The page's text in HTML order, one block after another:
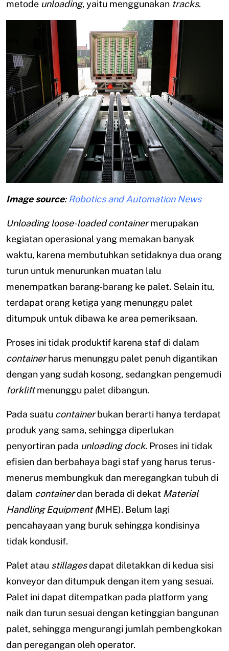
metode unloading, yaitu menggunakan tracks.
Image source:Robotics and Automation News
Unloading loose-loaded containermerupakan
kegiatan operasional yang memakan banyak
waktu, karena membutuhkan setidaknya dua orang
turun untuk menurunkan muatan lalu
menempatkan barang-barang ke palet. Selain itu,
terdapat orang ketiga yang menunggu palet
ditumpuk untuk dibawa ke area pemeriksaan.
Proses ini tidak produktif karena staf di dalam
containerharus menunggu palet penuh digantikan
dengan yang sudah kosong, sedangkan pengemudi
forkliftmenunggu palet dibangun.
Pada suatu containerbukan berarti hanya terdapat
produk yang sama, sehingga diperlukan
penyortiran pada unloading dock. Proses ini tidak
efisien dan berbahaya bagi staf yang harus terus-
menerus membungkuk dan meregangkan tubuh di
dalam containerdan berada di dekat Material
Handling Equipment (MHE). Belum lagi
pencahayaan yang buruk sehingga kondisinya
tidak kondusif.
Palet atau stillagesdapat diletakkan di kedua sisi
konveyor dan ditumpuk dengan item yang sesuai.
Palet ini dapat ditempatkan pada platform yang
naik dan turun sesuai dengan ketinggian bangunan
palet, sehingga mengurangi jumlah pembengkokan
dan peregangan oleh operator.